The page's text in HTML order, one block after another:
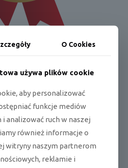
ciepła (HEX)
O Cookies
używa plików cookie
aby personalizować
funkcje mediów
i analizować ruch w naszej
również informacje o
witryny naszym partnerom
reklamie i